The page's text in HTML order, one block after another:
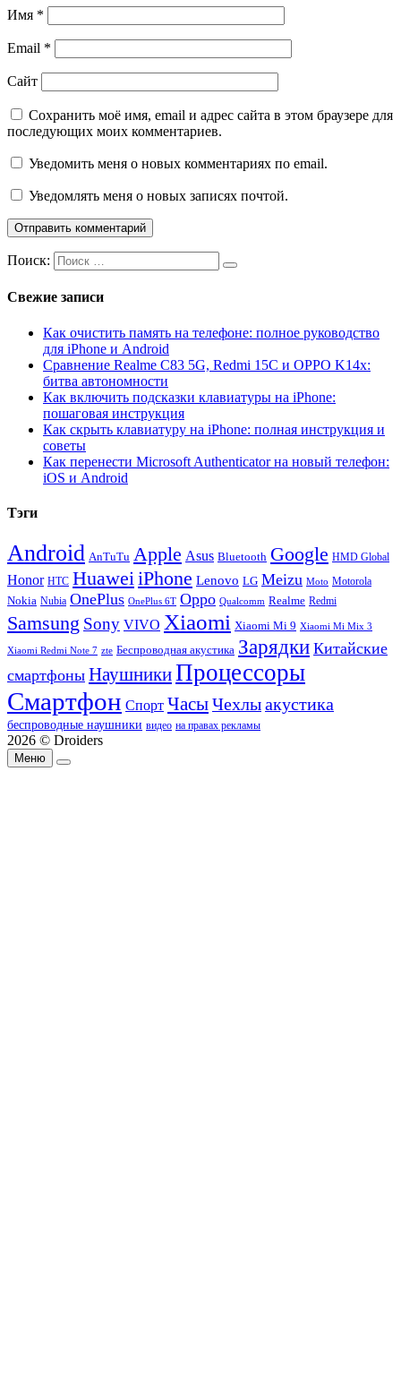
Имя *
Email *
Сайт
Сохранить моё имя, email и адрес сайта в этом браузере для
последующих моих комментариев.
Уведомить меня о новых комментариях по email.
Уведомлять меня о новых записях почтой.
Поиск:
Свежие записи
Как очистить память на телефоне: полное руководство
для iPhone и Android
Сравнение Realme C83 5G, Redmi 15C и OPPO K14x:
битва автономности
Как включить подсказки клавиатуры на iPhone:
пошаговая инструкция
Как скрыть клавиатуру на iPhone: полная инструкция и
советы
Как перенести Microsoft Authenticator на новый телефон:
iOS и Android
Тэги
Android AnTuTu Apple Asus Bluetooth Google HMD Global
Honor HTC HuaweiiPhone Lenovo LG Meizu Moto Motorola
Nokia Nubia OnePlus OnePlus 6T Oppo Qualcomm Realme Redmi
Samsung Sony VIVO Xiaomi Xiaomi Mi 9 Xiaomi Mi Mix 3
Xiaomi Redmi Note 7 zte Беспроводная акустика Зарядки Китайские
смартфоны НаушникиПроцессоры
Смартфон Спорт ЧасыЧехлыакустика
беспроводные наушники видео на правах рекламы
2026 © Droiders
Меню